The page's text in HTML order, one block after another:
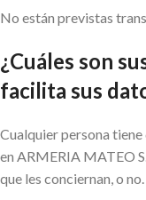
No están previstas
¿Cuáles son
facilita sus
Cualquier persona
en ARMERIA MATEO
que les conciernan, o no.